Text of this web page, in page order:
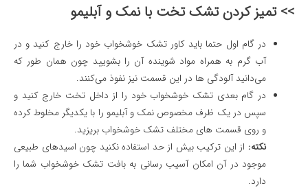
>> تمیز کردن تشک تخت با نمک و آبلیمو
در گام اول حتما باید کاور تشک خوشخواب خود را خارج کنید و در
آب گرم به همراه مواد شوینده آن را بشویید چون همان طور که
می‌دانید آلودگی ها در این قسمت نیز نفوذ می‌کنند.
در گام بعدی تشک خوشخواب خود را از داخل تخت خارج کنید و
سپس در یک ظرف مخصوص نمک و آبلیمو را با یکدیگر مخلوط کرده
و روی قسمت های مختلف تشک خوشخواب بریزید.
نکته: از این ترکیب بیش از حد استفاده نکنید چون اسیدهای طبیعی
موجود در آن امکان آسیب رسانی به بافت تشک خوشخواب شما را
دارد.